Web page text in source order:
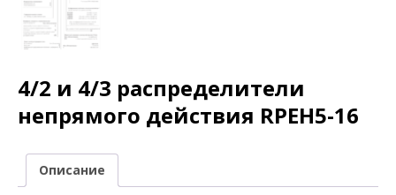
4/2 и 4/3 распределители
непрямого действия RPEH5-16
Описание